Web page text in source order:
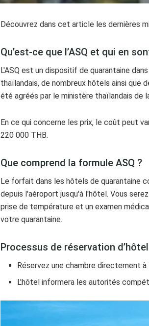
Découvrez dans cet article les dernières
Qu’est-ce que l’ASQ et qui en
L'ASQ est un dispositif de quarantaine
thaïlandais, de nombreux hôtels ainsi que
été agréés par le ministère thaïlandais de
En ce qui concerne les prix, le coût peut
220 000 THB.
Que comprend la formule ASQ ?
Le forfait dans les hôtels de quarantaine
depuis l'aéroport jusqu'à l'hôtel. Vous
prise de température et un examen
votre quarantaine.
Processus de réservation
Réservez une chambre directement
L'hôtel informera les autorités